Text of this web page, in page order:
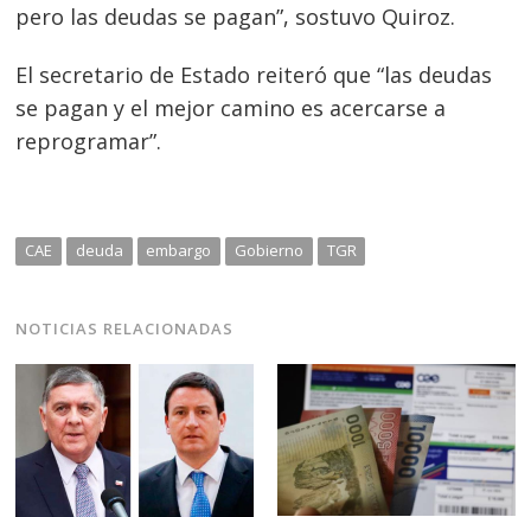
pero las deudas se pagan”, sostuvo Quiroz.
El secretario de Estado reiteró que “las deudas
se pagan y el mejor camino es acercarse a
reprogramar”.
CAE deuda embargo Gobierno TGR
NOTICIAS RELACIONADAS